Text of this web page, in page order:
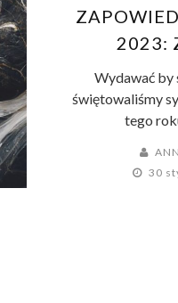
2023:
Wydawać by
świętowaliśmy
tego
30